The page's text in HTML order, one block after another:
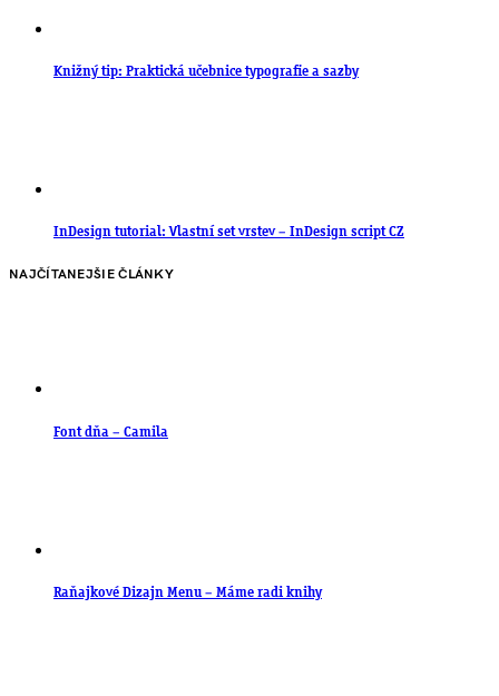
Knižný tip: Praktická učebnice typografie a sazby
InDesign tutorial: Vlastní set vrstev – InDesign script CZ
NAJČÍTANEJŠIE ČLÁNKY
Font dňa – Camila
Raňajkové Dizajn Menu – Máme radi knihy